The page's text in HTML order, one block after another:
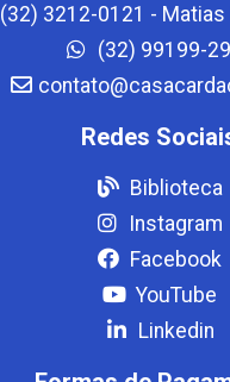
(32) 3212-0121 -
(32) 99199-
Redes
Biblioteca
Instagram
Facebook
YouTube
Linkedin